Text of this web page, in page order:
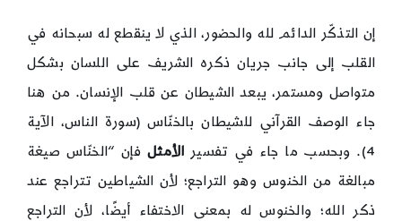
إن التذكّر الدائم لله والحضور، الذي لا ينقطع له سبحانه في
القلب إلى جانب جريان ذكره الشريف على اللسان بشكل
متواصل ومستمر، يبعد الشيطان عن قلب الإنسان. من هنا
جاء الوصف القرآني للشيطان بالخنّاس (سورة الناس، الآية
4). وبحسب ما جاء في تفسير
الأمثلفإن “الخنّاس صيغة
مبالغة من الخنوس وهو التراجع؛ لأن الشياطين تتراجع عند
ذكر الله؛ والخنوس له بمعنى الاختفاء أيضًا، لأن التراجع